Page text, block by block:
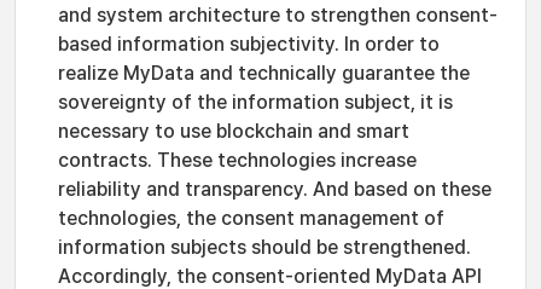
and system architecture to strengthen consent-
based information subjectivity. In order to
realize MyData and technically guarantee the
sovereignty of the information subject, it is
necessary to use blockchain and smart
contracts. These technologies increase
reliability and transparency. And based on these
technologies, the consent management of
information subjects should be strengthened.
Accordingly, the consent-oriented MyData API